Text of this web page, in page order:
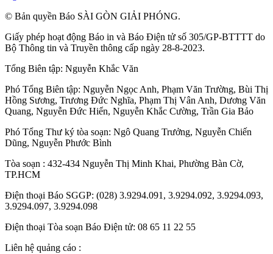
© Bản quyền Báo SÀI GÒN GIẢI PHÓNG.
Giấy phép hoạt động Báo in và Báo Điện tử số 305/GP-BTTTT do
Bộ Thông tin và Truyền thông cấp ngày 28-8-2023.
Tổng Biên tập: Nguyễn Khắc Văn
Phó Tổng Biên tập: Nguyễn Ngọc Anh, Phạm Văn Trường, Bùi Thị
Hồng Sương, Trương Đức Nghĩa, Phạm Thị Vân Anh, Dương Văn
Quang, Nguyễn Đức Hiển, Nguyễn Khắc Cường, Trần Gia Bảo
Phó Tổng Thư ký tòa soạn: Ngô Quang Trưởng, Nguyễn Chiến
Dũng, Nguyễn Phước Bình
Tòa soạn : 432-434 Nguyễn Thị Minh Khai, Phường Bàn Cờ,
TP.HCM
Điện thoại Báo SGGP: (028) 3.9294.091, 3.9294.092, 3.9294.093,
3.9294.097, 3.9294.098
Điện thoại Tòa soạn Báo Điện tử: 08 65 11 22 55
Liên hệ quảng cáo :